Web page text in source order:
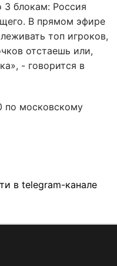
3 блокам: Россия
В прямом эфире
топ игроков,
отстаешь или,
- говорится в
по московскому
в telegram-канале